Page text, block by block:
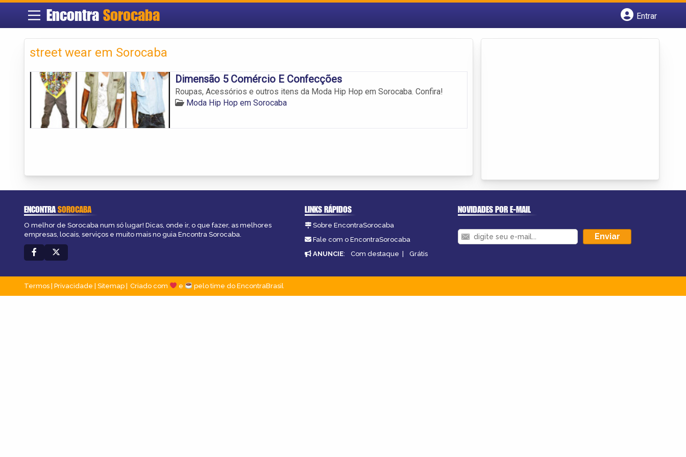
Encontra Sorocaba
Entrar
street wear em Sorocaba
Dimensão 5 Comércio E Confecções
Roupas, Acessórios e outros itens da Moda Hip Hop em Sorocaba. Confira!
Moda Hip Hop em Sorocaba
ENCONTRASOROCABA
O melhor de Sorocaba num só lugar! Dicas, onde ir, o que fazer, as melhores
empresas, locais, serviços e muito mais no guia Encontra Sorocaba.
LINKS RÁPIDOS
Sobre EncontraSorocaba
Fale com o EncontraSorocaba
ANUNCIE: Com destaque | Grátis
NOVIDADES POR E-MAIL
Termos | Privacidade | Sitemap Criado com e pelo time do EncontraBrasil